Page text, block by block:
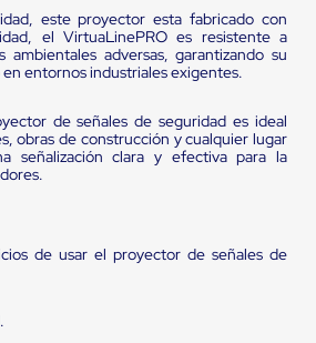
Andén
Multi
Transportes
Andén
Controles
de
Muelle/Andén
Muelle/Andén
este proyector esta fabricado con
el VirtuaLinePRO es resistente a
ambientales adversas, garantizando su
entornos industriales exigentes.
de señales de seguridad es ideal
obras de construcción y cualquier lugar
señalización clara y efectiva para la
de usar el proyector de señales de